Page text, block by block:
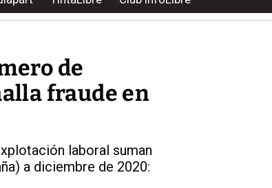
de
fraude en
laboral suman
a diciembre de 2020: